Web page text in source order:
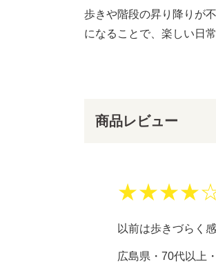
歩きや階段の昇り降りが
になることで、楽しい日
商品レビュー
以前は歩きづらく
広島県・70代以上